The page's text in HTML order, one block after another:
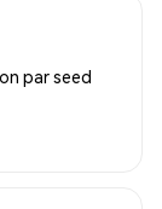
par seed